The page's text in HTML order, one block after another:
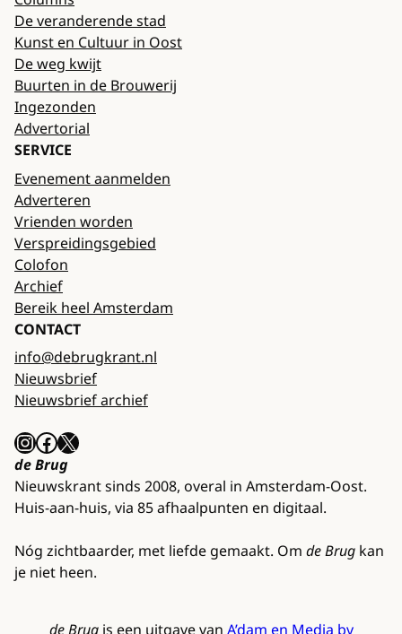
De veranderende stad
Kunst en Cultuur in Oost
De weg kwijt
Buurten in de Brouwerij
Ingezonden
Advertorial
SERVICE
Evenement aanmelden
Adverteren
Vrienden worden
Verspreidingsgebied
Colofon
Archief
Bereik heel Amsterdam
CONTACT
info@debrugkrant.nl
Nieuwsbrief
Nieuwsbrief archief
InstagramFacebook X
de Brug
Nieuwskrant sinds 2008, overal in Amsterdam-Oost.
Huis-aan-huis, via 85 afhaalpunten en digitaal.
Nóg zichtbaarder, met liefde gemaakt. Om de Brug kan
je niet heen.
de Brug is een uitgave van A’dam en Media bv